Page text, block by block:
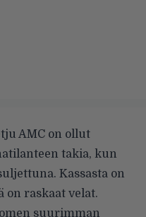
AMC on ollut
takia, kun
Kassasta on
on raskaat velat.
suurimman